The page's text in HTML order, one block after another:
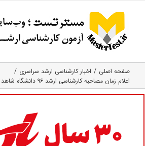
content
صفحه اصلی
اخبار کارشناسی ارشد سراسری
اعلام زمان مصاحبه کارشناسی ارشد ۹۶ دانشگاه شاهد